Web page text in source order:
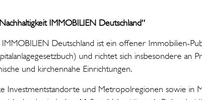
IMMOBILIEN Deutschland“
Deutschland ist ein offener Immobilien-
und richtet sich insbesondere an
und kirchennahe Einrichtungen.
Investmentstandorte und Metropolregionen sowie in